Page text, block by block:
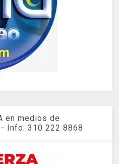
en medios de
Info: 310 222 8868